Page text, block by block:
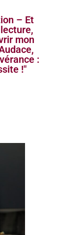
– Et
mon
:
!"